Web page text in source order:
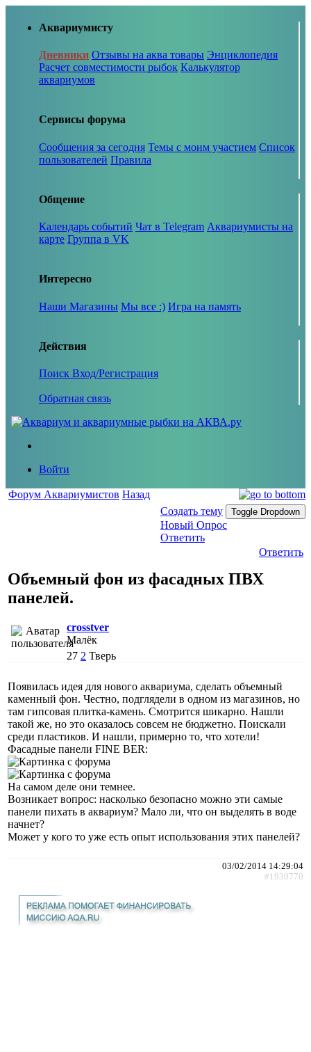
Аквариумисту
Дневники Отзывы на аква товары Энциклопедия
Расчет совместимости рыбок Калькулятор
аквариумов
Сервисы форума
Сообщения за сегодня Темы с моим участием Список
пользователей Правила
Общение
Календарь событий Чат в Telegram Аквариумисты на
карте Группа в VK
Интересно
Наши Магазины Мы все :) Игра на память
Действия
Поиск Вход/Регистрация
Обратная связь
Войти
Форум Аквариумистов Назад
Создать тему
Toggle Dropdown
Новый Опрос
Ответить
Ответить
Объемный фон из фасадных ПВХ
панелей.
crosstver
Малёк
27 2 Тверь
Появилась идея для нового аквариума, сделать объемный
каменный фон. Честно, подглядели в одном из магазинов, но
там гипсовая плитка-камень. Смотрится шикарно. Нашли
такой же, но это оказалось совсем не бюджетно. Поискали
среди пластиков. И нашли, примерно то, что хотели!
Фасадные панели FINE BER:
На самом деле они темнее.
Возникает вопрос: насколько безопасно можно эти самые
панели пихать в аквариум? Мало ли, что он выделять в воде
начнет?
Может у кого то уже есть опыт использования этих панелей?
03/02/2014 14:29:04
#1930770